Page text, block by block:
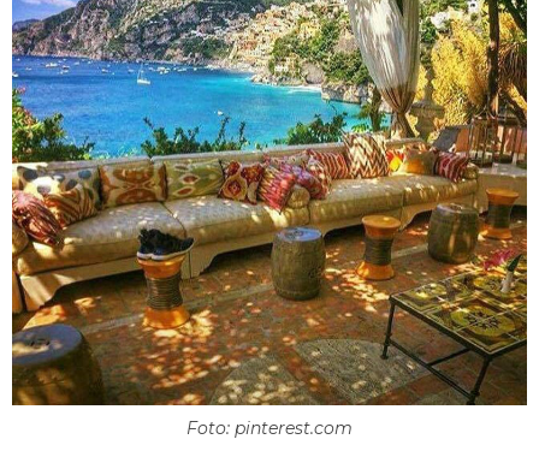
Foto: pinterest.com